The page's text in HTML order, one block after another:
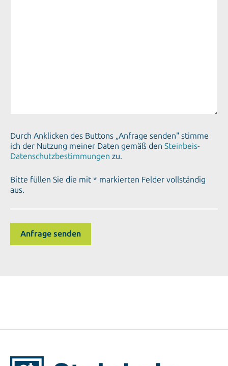
Durch Anklicken des Buttons „Anfrage senden" stimme
ich der Nutzung meiner Daten gemäß den Steinbeis-
Datenschutzbestimmungen zu.
Bitte füllen Sie die mit * markierten Felder vollständig
aus.